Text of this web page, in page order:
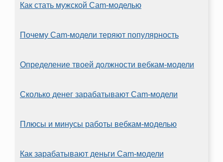
Как стать мужской Cam-моделью
Почему Cam-модели теряют популярность
Определение твоей должности вебкам-модели
Сколько денег зарабатывают Cam-модели
Плюсы и минусы работы вебкам-моделью
Как зарабатывают деньги Cam-модели